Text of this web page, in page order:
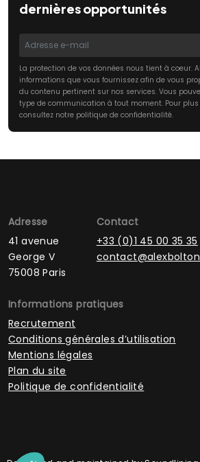
dernières opportunités
La protection de vos données nous tient à coeur.
informations que vous fournissez afin de vous
du contenu pertinent sur nos services. Vous
type de communication à tout moment. Pour plus
consultez notre politique de confidentialité.
Adresse
41 avenue
George V
75008 Paris
Contact
+33 (0)1 45 00 35 35
Informations pratiques
Recrutement
Conditions générales d’utilisation
Mentions légales
Plan du site
Politique de confidentialité